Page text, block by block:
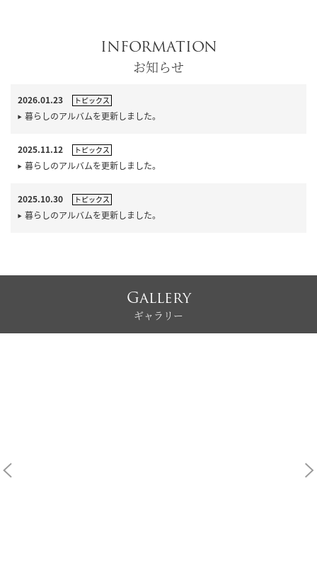
INFORMATION
お知らせ
2026.01.23 トピックス
暮らしのアルバムを更新しました。
2025.11.12 トピックス
暮らしのアルバムを更新しました。
2025.10.30 トピックス
暮らしのアルバムを更新しました。
Gallery
ギャラリー